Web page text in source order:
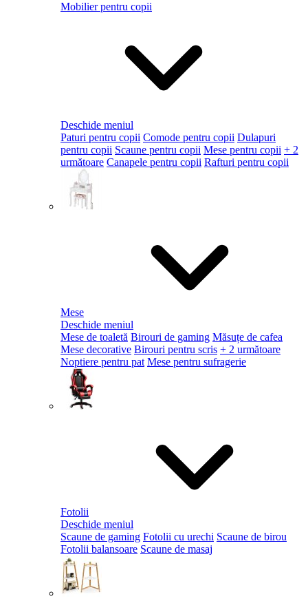
Mobilier pentru copii
Deschide meniul
Paturi pentru copii Comode pentru copii Dulapuri
pentru copii Scaune pentru copii Mese pentru copii + 2
următoare Canapele pentru copii Rafturi pentru copii
Mese
Deschide meniul
Mese de toaletă Birouri de gaming Măsuțe de cafea
Mese decorative Birouri pentru scris + 2 următoare
Noptiere pentru pat Mese pentru sufragerie
Fotolii
Deschide meniul
Scaune de gaming Fotolii cu urechi Scaune de birou
Fotolii balansoare Scaune de masaj